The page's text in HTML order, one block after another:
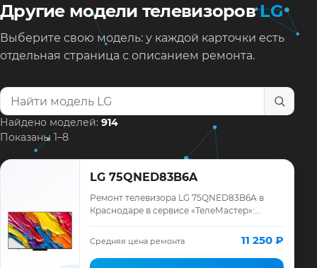
Другие модели телевизоровLG
Выберите свою модель: у каждой карточки есть
отдельная страница с описанием ремонта.
Найти модель телевизора
Найдено моделей: 914
Показаны 1–8
LG 75QNED83B6A
Ремонт телевизора LG 75QNED83B6A в
Краснодаре в сервисе «ТелеМастер»:
запчасти и гарантия до 12 месяцев.
Средняя цена ремонта 11 250 ₽